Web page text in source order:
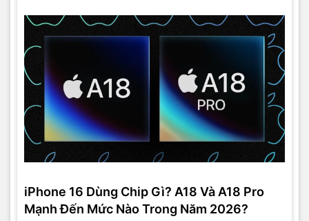
iPhone 16 Dùng Chip Gì? A18 Và A18 Pro
Mạnh Đến Mức Nào Trong Năm 2026?